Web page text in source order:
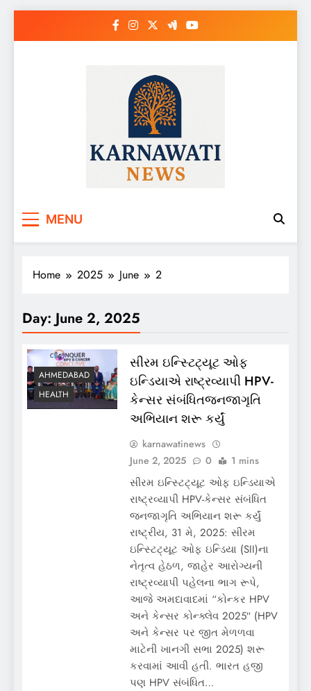
MENU
Home 2025 June 2
Day: June 2, 2025
AHMEDABAD
HEALTH
સીરમ ઇન્સ્ટિટ્યૂટ ઓફ
ઇન્ડિયાએ રાષ્ટ્રવ્યાપી HPV-
કેન્સર સંબંધિતજનજાગૃતિ
અભિયાન શરૂ કર્યું
karnawatinews
June 2, 2025
0 1 mins
સીરમ ઇન્સ્ટિટ્યૂટ ઓફ ઇન્ડિયાએ
રાષ્ટ્રવ્યાપી HPV-કેન્સર સંબંધિત
જનજાગૃતિ અભિયાન શરૂ કર્યું
રાષ્ટ્રીય, 31 મે, 2025: સીરમ
ઇન્સ્ટિટ્યૂટ ઓફ ઇન્ડિયા (SII)ના
નેતૃત્વ હેઠળ, જાહેર આરોગ્યની
રાષ્ટ્રવ્યાપી પહેલના ભાગ રૂપે,
આજે અમદાવાદમાં “કોન્કર HPV
અને કેન્સર કોન્ક્લેવ 2025″ (HPV
અને કેન્સર પર જીત મેળળવા
માટેની ખાનગી સભા 2025) શરૂ
કરવામાં આવી હતી. ભારત હજી
પણ HPV સંબંધિત…